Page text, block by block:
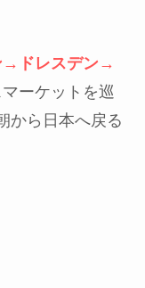
→ドレスデン→
ーケットを巡
から日本へ戻る